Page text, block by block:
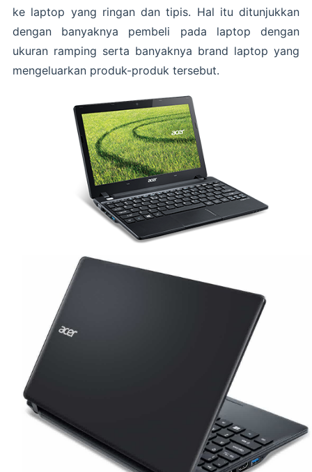
ke laptop yang ringan dan tipis. Hal itu ditunjukkan
dengan banyaknya pembeli pada laptop dengan
ukuran ramping serta banyaknya brand laptop yang
mengeluarkan produk-produk tersebut.